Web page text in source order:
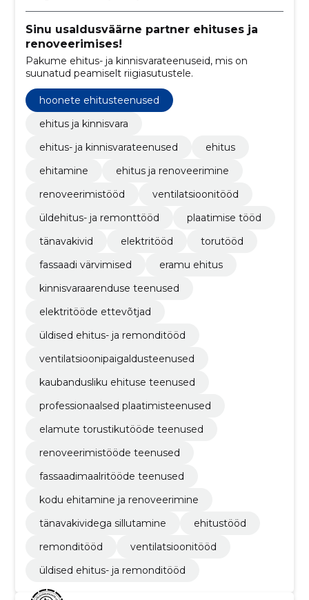
Sinu usaldusväärne partner ehituses ja
renoveerimises!
Pakume ehitus- ja kinnisvarateenuseid, mis on
suunatud peamiselt riigiasutustele.
hoonete ehitusteenused
ehitus ja kinnisvara
ehitus- ja kinnisvarateenused
ehitus
ehitamine
ehitus ja renoveerimine
renoveerimistööd
ventilatsioonitööd
üldehitus- ja remonttööd
plaatimise tööd
tänavakivid
elektritööd
torutööd
fassaadi värvimised
eramu ehitus
kinnisvaraarenduse teenused
elektritööde ettevõtjad
üldised ehitus- ja remonditööd
ventilatsioonipaigaldusteenused
kaubandusliku ehituse teenused
professionaalsed plaatimisteenused
elamute torustikutööde teenused
renoveerimistööde teenused
fassaadimaalritööde teenused
kodu ehitamine ja renoveerimine
tänavakividega sillutamine
ehitustööd
remonditööd
ventilatsioonitööd
üldised ehitus- ja remonditööd